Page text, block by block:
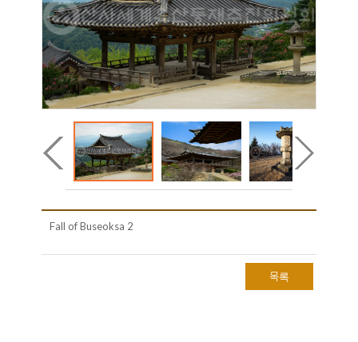
Fall of Buseoksa 2
목록